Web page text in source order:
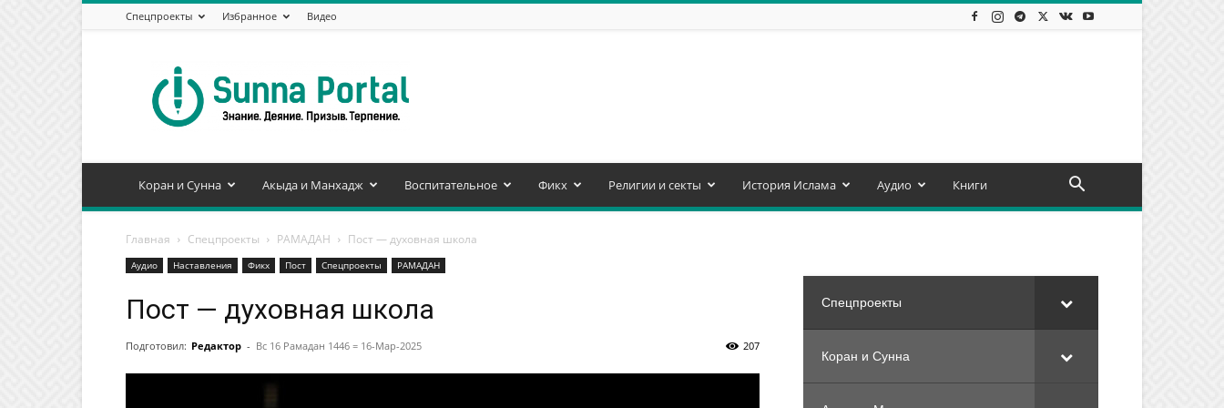
Спецпроекты Избранное Видео
Портал
Коран и Сунна Акыда и Манхадж Воспитательное Фикх Религии и секты История Ислама Аудио Книги
Главная Спецпроекты РАМАДАН Пост — духовная школа
Аудио Наставления Фикх Пост Спецпроекты РАМАДАН
Пост — духовная школа
Подготовил: Редактор - Вс 16 Рамадан 1446 = 16-Мар-2025 207
Спецпроекты
Коран и Сунна